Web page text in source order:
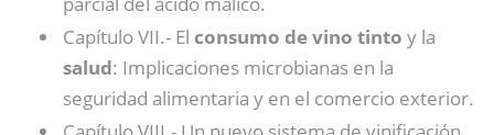
Capítulo VII.- El consumo de vino tinto y la
salud: Implicaciones microbianas en la
seguridad alimentaria y en el comercio exterior.